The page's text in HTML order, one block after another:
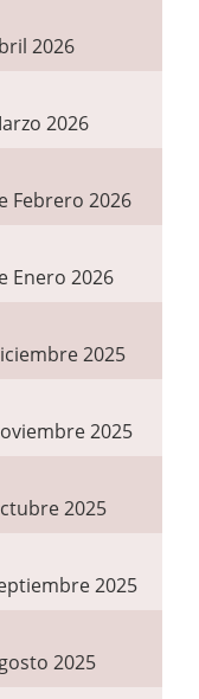
2026
2026
Febrero 2026
Enero 2026
2025
2025
2025
2025
2025